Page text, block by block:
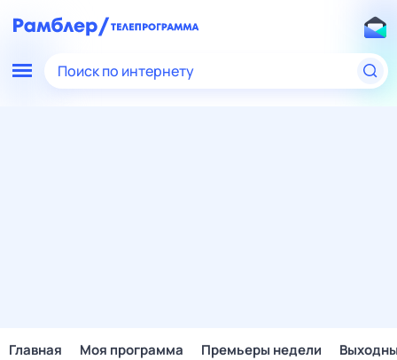
Поиск по интернету
Главная Моя программа Премьеры недели